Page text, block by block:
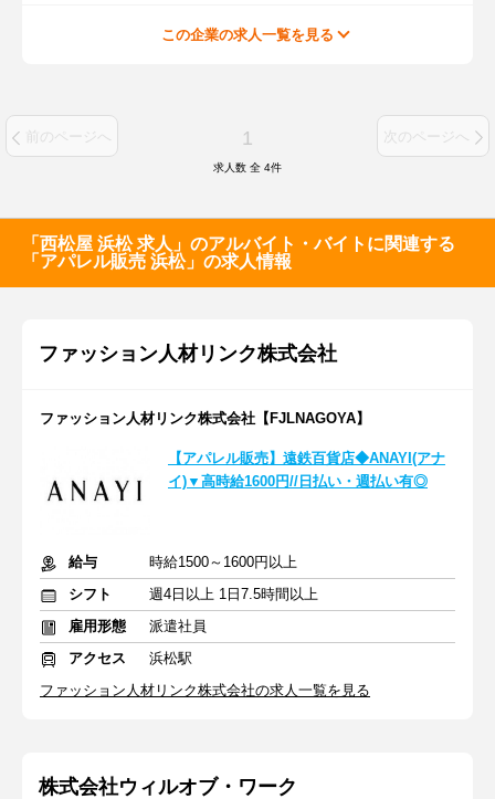
この企業の求人一覧を見る
前のページへ 1 次のページへ
求人数 全 4件
「西松屋 浜松 求人」のアルバイト・バイトに関連する
「アパレル販売 浜松」の求人情報
ファッション人材リンク株式会社
ファッション人材リンク株式会社【FJLNAGOYA】
【アパレル販売】遠鉄百貨店◆ANAYI(アナ
イ)▼高時給1600円//日払い・週払い有◎
給与
時給1500～1600円以上
シフト
週4日以上 1日7.5時間以上
雇用形態
派遣社員
アクセス
浜松駅
ファッション人材リンク株式会社の求人一覧を見る
株式会社ウィルオブ・ワーク